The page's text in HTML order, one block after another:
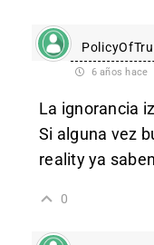
6 años hace
La ignorancia
Si alguna vez
reality ya
0